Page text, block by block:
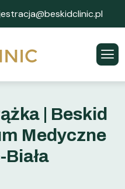
| Beskid
Medyczne